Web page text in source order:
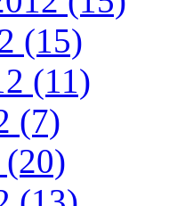
(15)
(11)
(7)